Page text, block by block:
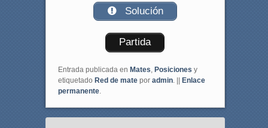
Solución
Partida
Entrada publicada en Mates Posiciones y
etiquetado Red de matepor admin. || Enlace
permanente.